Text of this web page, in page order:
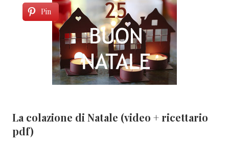
Pin
La colazione di Natale (video + ricettario
pdf)